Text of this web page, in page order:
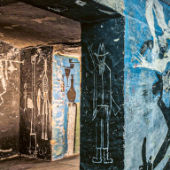
Stellenangebote
Nachhaltigkeit
Digitale Sammlungen